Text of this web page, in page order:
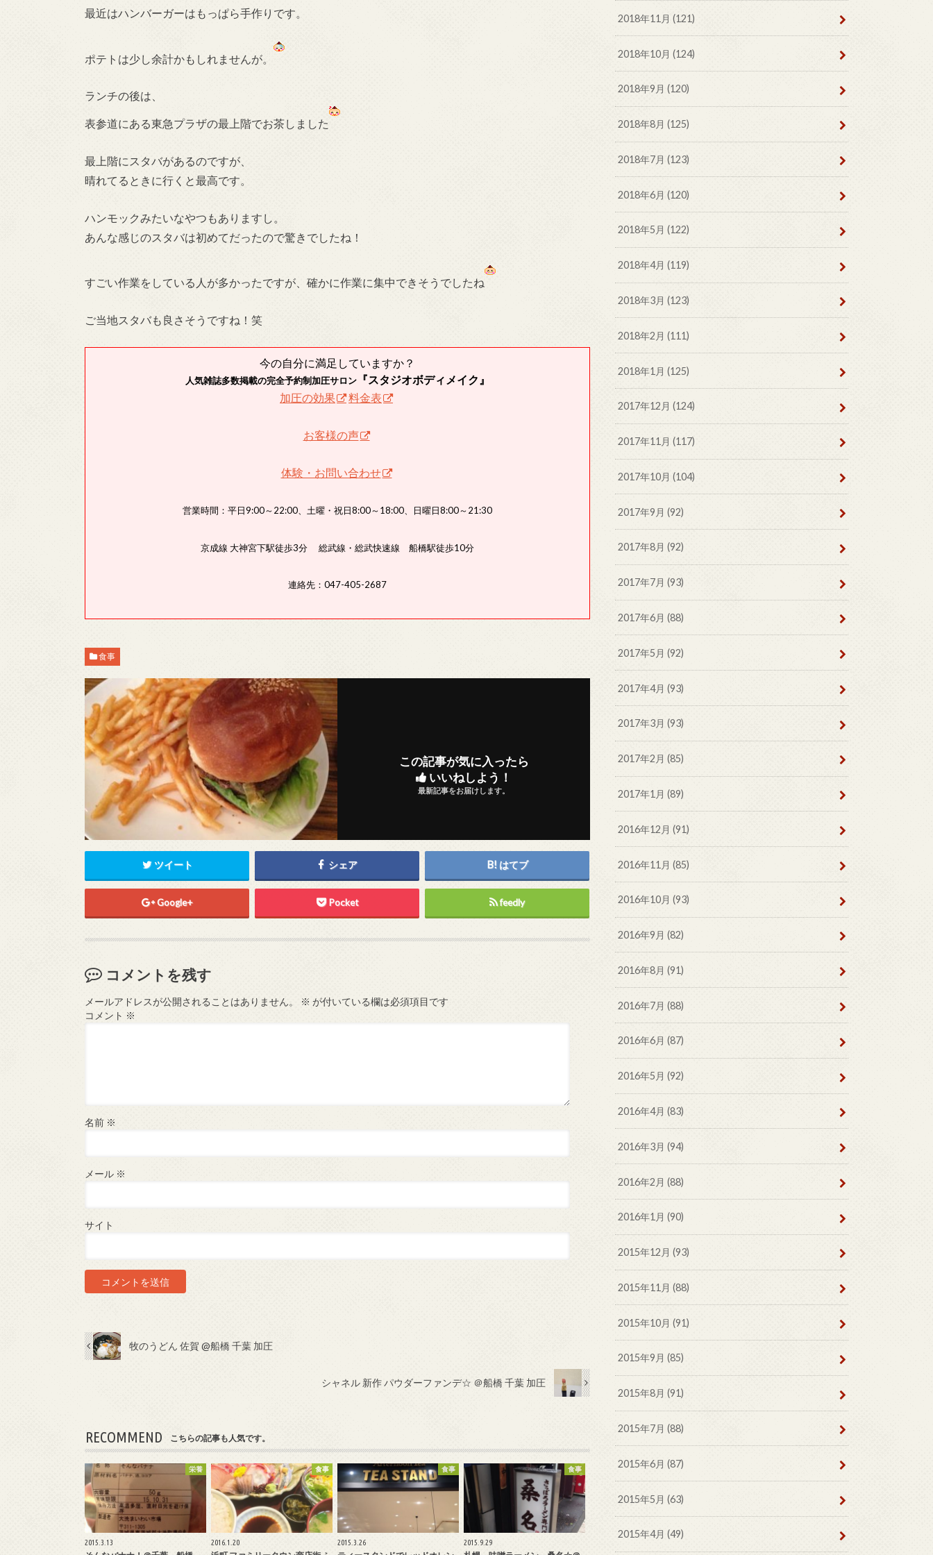
最近はハンバーガーはもっぱら手作りです。
ポテトは少し余計かもしれませんが。
ランチの後は、
表参道にある東急プラザの最上階でお茶しました
最上階にスタバがあるのですが、
晴れてるときに行くと最高です。
ハンモックみたいなやつもありますし。
あんな感じのスタバは初めてだったので驚きでしたね！
すごい作業をしている人が多かったですが、確かに作業に集中できそうでしたね
ご当地スタバも良さそうですね！笑
今の自分に満足していますか？
人気雑誌多数掲載の完全予約制加圧サロン『スタジオボディメイク』
加圧の効果
料金表
お客様の声
体験・お問い合わせ
営業時間：平日9:00～22:00、土曜・祝日8:00～18:00、日曜日8:00～21:30
京成線 大神宮下駅徒歩3分 総武線・総武快速線 船橋駅徒歩10分
連絡先：047-405-2687
食事
この記事が気に入ったら
いいねしよう！
最新記事をお届けします。
ツイート シェア はてブ
Google+ Pocket feedly
コメントを残す
メールアドレスが公開されることはありません。 ※ が付いている欄は必須項目です
コメント ※
名前 ※
メール ※
サイト
牧のうどん 佐賀 @船橋 千葉 加圧
シャネル 新作 パウダーファンデ☆ ＠船橋 千葉 加圧
RECOMMEND こちらの記事も人気です。
栄養
2015.3.13
食事
2016.1.20
食事
2015.3.26
食事
2015.9.29
2018年11月 (121)
2018年10月 (124)
2018年9月 (120)
2018年8月 (125)
2018年7月 (123)
2018年6月 (120)
2018年5月 (122)
2018年4月 (119)
2018年3月 (123)
2018年2月 (111)
2018年1月 (125)
2017年12月 (124)
2017年11月 (117)
2017年10月 (104)
2017年9月 (92)
2017年8月 (92)
2017年7月 (93)
2017年6月 (88)
2017年5月 (92)
2017年4月 (93)
2017年3月 (93)
2017年2月 (85)
2017年1月 (89)
2016年12月 (91)
2016年11月 (85)
2016年10月 (93)
2016年9月 (82)
2016年8月 (91)
2016年7月 (88)
2016年6月 (87)
2016年5月 (92)
2016年4月 (83)
2016年3月 (94)
2016年2月 (88)
2016年1月 (90)
2015年12月 (93)
2015年11月 (88)
2015年10月 (91)
2015年9月 (85)
2015年8月 (91)
2015年7月 (88)
2015年6月 (87)
2015年5月 (63)
2015年4月 (49)